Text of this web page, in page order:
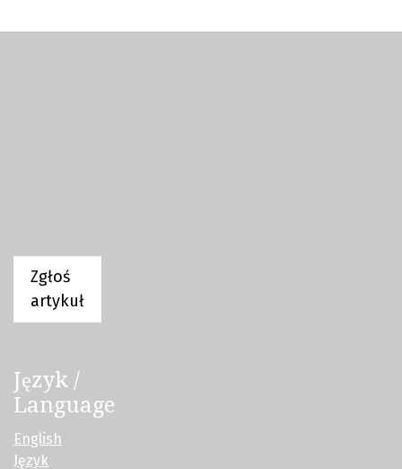
Zgłoś
artykuł
Język /
Language
English
Język